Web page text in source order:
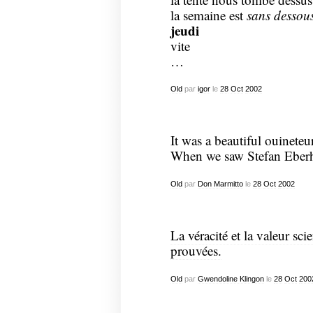
la semaine estsans
jeudi
vite
…
Oldpar igorle 28 Oct 2002
It was a beautiful
When we saw Stefan
Oldpar Don Marmittole 28 Oct 2002
La véracité et la valeur
prouvées.
Oldpar Gwendoline Klingonle 28 Oct